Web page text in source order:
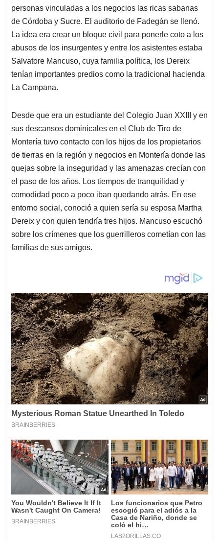
personas vinculadas a los negocios las ricas sabanas
de Córdoba y Sucre. El auditorio de Fadegán se llenó.
La idea era crear un bloque civil para ponerle coto a los
abusos de los insurgentes y entre los asistentes estaba
Salvatore Mancuso, cuya familia política, los Dereix
tenían importantes predios como la tradicional hacienda
La Campana.
Desde que era un estudiante del Colegio Juan XXIII y en
sus descansos dominicales en el Club de Tiro de
Montería tuvo contacto con los hijos de los propietarios
de tierras en la región y negocios en Montería donde las
quejas sobre la inseguridad y las amenazas crecían con
el paso de los años. Los tiempos de tranquilidad y
comodidad poco a poco iban quedando atrás. En ese
entorno social, conoció a quien sería su esposa Martha
Dereix y con quien tendría tres hijos. Mancuso escuchó
sobre los crímenes que los guerrilleros cometían con las
familias de sus amigos.